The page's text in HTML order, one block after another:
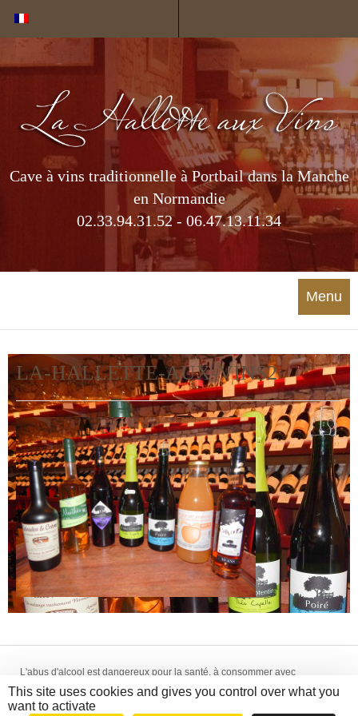
Cave à vins traditionnelle à Portbail dans la Manche
en Normandie
02.33.94.31.52 - 06.47.13.11.34
Menu
LA-HALLETTE-AUX-VINS2
L'abus d'alcool est dangereux pour la santé, à consommer avec
modération. La vente d'alcool est interdite aux mineurs de -18 ans.
Création WebCom.Me - © 2014-2018 La Hallette aux Vins -Mentions
Légales-CGV
Cookies management panel
This site uses cookies and gives you control over what you
want to activate